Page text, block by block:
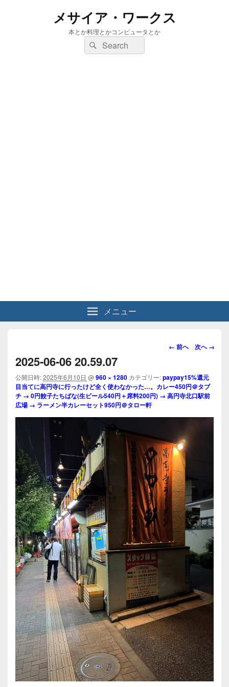
メサイア・ワークス
本とか料理とかコンピュータとか
検
索:
検
索
メニュー
画
ビ
ゲ
ー
← 前へ 次へ →
2025-06-06 20.59.07
公開日時:2025年6月10日 @960 × 1280 カテゴリー:paypay15%還元
目当てに高円寺に行ったけど全く使わなかった…。カレー450円＠タブ
チ → 0円餃子たちばな(生ビール540円＋席料200円) → 高円寺北口駅前
広場 → ラーメン半カレーセット950円＠タロー軒